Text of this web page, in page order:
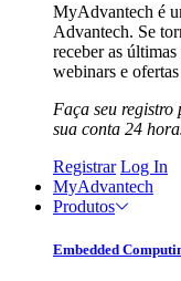
MyAdvantech é
Advantech. Se
receber as
webinars e
Faça seu registro
sua conta 24
Registrar Log In
MyAdvantech
Produtos
Embedded